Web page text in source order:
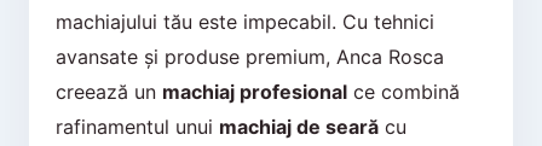
machiajului tău este impecabil. Cu tehnici
avansate și produse premium, Anca Rosca
creează un machiaj profesionalce combină
rafinamentul unui machiaj de searăcu